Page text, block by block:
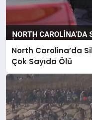
North Carolina’da
Çok Sayıda Ölü